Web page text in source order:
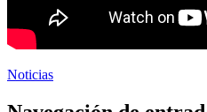
Noticias